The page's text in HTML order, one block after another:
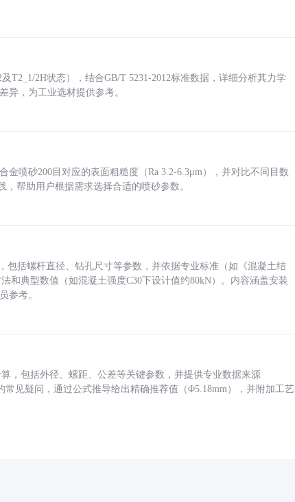
T2_1/2H状态），结合GB/T 5231-2012标准数据，详细分析其力学
异，为工业选材提供参考。
喷砂200目对应的表面粗糙度（Ra 3.2-6.3μm），并对比不同目数
帮助用户根据需求选择合适的喷砂参数。
包括螺杆直径、钻孔尺寸等参数，并依据专业标准（如《混凝土结
和典型数值（如混凝土强度C30下设计值约80kN）。内容涵盖安装
参考。
，包括外径、螺距、公差等关键参数，并提供专业数据来源
常见疑问，通过公式推导给出精确推荐值（Φ5.18mm），并附加工艺